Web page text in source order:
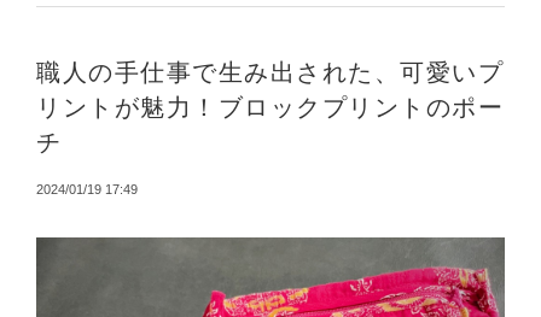
職人の手仕事で生み出された、可愛いプ
リントが魅力！ブロックプリントのポー
チ
2024/01/19 17:49